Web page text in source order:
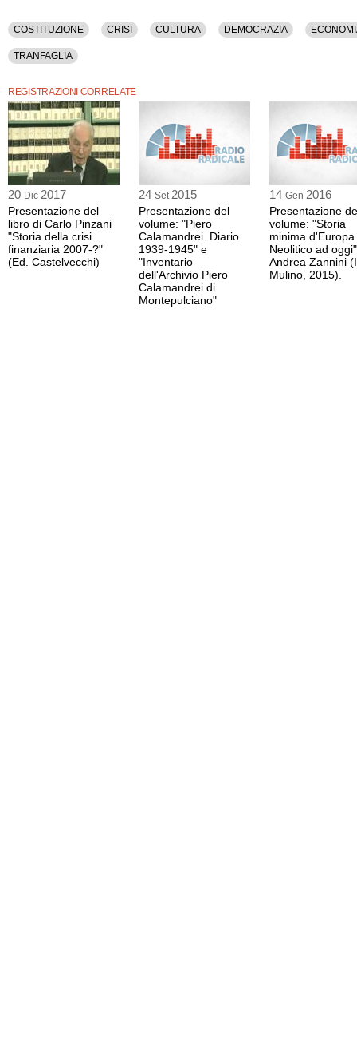
COSTITUZIONE CRISI CULTURA DEMOCRAZIA
TRANFAGLIA
REGISTRAZIONI CORRELATE
20 Dic 2017
Presentazione del
libro di Carlo Pinzani
"Storia della crisi
finanziaria 2007-?"
(Ed. Castelvecchi)
24 Set 2015
Presentazione del
volume: "Piero
Calamandrei. Diario
1939-1945" e
"Inventario
dell'Archivio Piero
Calamandrei di
Montepulciano"
14 Gen 2016
Presentazione
volume: "Storia
minima
Neolitico ad
Andrea Zannini
Mulino, 2015).